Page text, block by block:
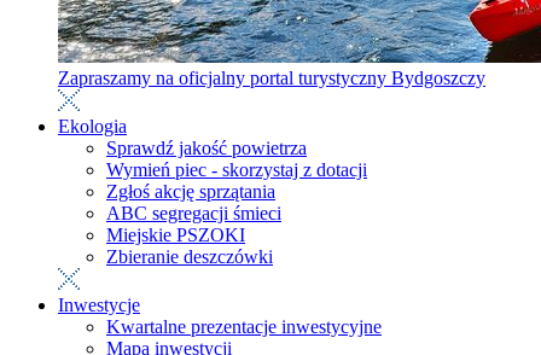
Zapraszamy na oficjalny portal turystyczny Bydgoszczy
Ekologia
Sprawdź jakość powietrza
Wymień piec - skorzystaj z dotacji
Zgłoś akcję sprzątania
ABC segregacji śmieci
Miejskie PSZOKI
Zbieranie deszczówki
Inwestycje
Kwartalne prezentacje inwestycyjne
Mapa inwestycji